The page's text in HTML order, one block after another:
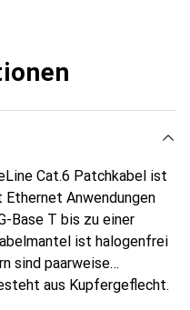
Cat.6 Patchkabel ist
Anwendungen
Base T bis zu einer
ist halogenfrei
sind paarweise
aus Kupfergeflecht.